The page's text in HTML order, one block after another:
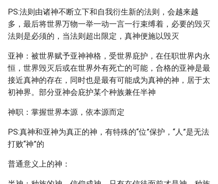
PS:法则由诸神不断立下和自我衍生新的法则，会越来越
多，最后将世界万物一举一动一言一行束缚着，必要的毁灭
法则是必须的，当法则超出限定，真神便施以毁灭
亚神：被世界赋予亚神神格，受世界庇护，在任职世界内永
恒，世界毁灭后或在世界外有死亡的可能，合格的亚神是最
接近真神的存在，同时也是最有可能成为真神的神，居于太
初神界。部分亚神会庇护某个种族兼任半神
神职：掌握世界本源，依本源而定
PS:真神和亚神为真正的神，有特殊的“位”保护，“人”是无法
打败“神”的
普通意义上的神：